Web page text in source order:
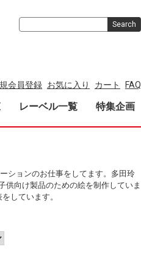
会員登録 お気に入り カート FAQ
レーベル一覧 特集企画
Search
ションのお仕事をしてます。多田玲
供向け製品のための絵を制作していま
しています。